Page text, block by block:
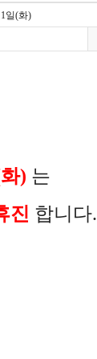
일(화)
) 는
진 합니다.